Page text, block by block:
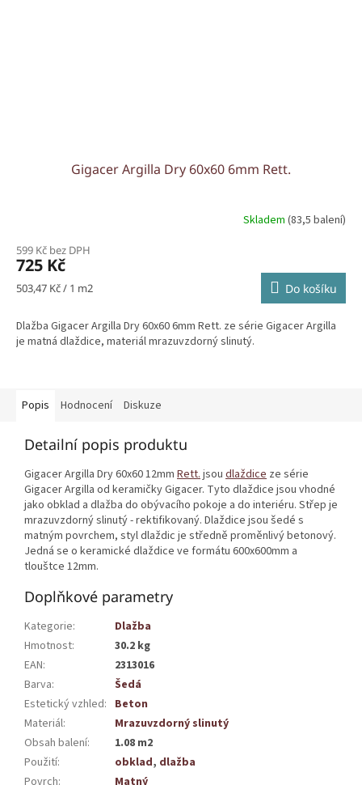
Gigacer Argilla Dry 60x60 6mm Rett.
Skladem (83,5 balení)
599 Kč bez DPH
725 Kč
Měrná
503,47 Kč / 1 m2 Do košíku
Dlažba Gigacer Argilla Dry 60x60 6mm Rett. ze série Gigacer Argilla
je matná dlaždice, materiál mrazuvzdorný slinutý.
Popis Hodnocení Diskuze
Detailní popis produktu
Gigacer Argilla Dry 60x60 12mm Rett.jsou dlaždice ze série
Gigacer Argilla od keramičky Gigacer. Tyto dlaždice jsou vhodné
jako obklad a dlažba do obývacího pokoje a do interiéru. Střep je
mrazuvzdorný slinutý - rektifikovaný. Dlaždice jsou šedé s
matným povrchem, styl dlaždic je středně proměnlivý betonový.
Jedná se o keramické dlaždice ve formátu 600x600mm a
tlouštce 12mm.
Doplňkové parametry
Kategorie:
Dlažba
Hmotnost:
30.2 kg
EAN:
2313016
Barva:
Šedá
Estetický vzhled: Beton
Materiál:
Mrazuvzdorný slinutý
Obsah balení:
1.08 m2
Použití: obklad, dlažba